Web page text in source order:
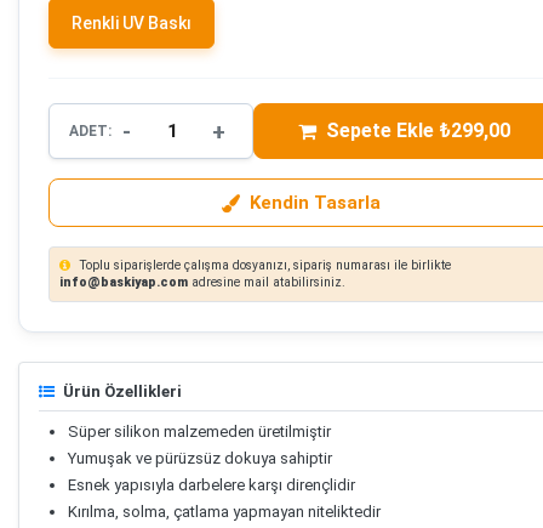
Renkli UV Baskı
ADET: - + Sepete Ekle ₺299,00
Kendin Tasarla
Toplu siparişlerde çalışma dosyanızı, sipariş numarası ile birlikte
info@baskiyap.com adresine mail atabilirsiniz.
Ürün Özellikleri
Süper silikon malzemeden üretilmiştir
Yumuşak ve pürüzsüz dokuya sahiptir
Esnek yapısıyla darbelere karşı dirençlidir
Kırılma, solma, çatlama yapmayan niteliktedir